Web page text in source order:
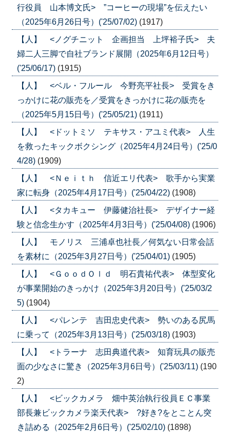
行役員 山本博文氏> ”コーヒーの現場”を伝えたい
（2025年6月26日号）('25/07/02) (1917)
【人】 <ノグチニット 企画担当 上坪裕子氏> 夫
婦二人三脚で自社ブランド展開（2025年6月12日号）
('25/06/17) (1915)
【人】 <ベル・フルール 今野亮平社長> 受賞をき
っかけに花の販売を／受賞をきっかけに花の販売を
（2025年5月15日号）('25/05/21) (1911)
【人】 <ドットミソ テキサス・アユミ代表> 人生
を救ったキックボクシング（2025年4月24日号）('25/0
4/28) (1909)
【人】 <Ｎｅｉｔｈ 信近エリ代表> 歌手から実業
家に転身（2025年4月17日号）('25/04/22) (1908)
【人】 <タカキュー 伊藤健治社長> デザイナー経
験と信念生かす（2025年4月3日号）('25/04/08) (1906)
【人】 モノリス 三浦卓也社長／何気ない日常会話
を素材に（2025年3月27日号）('25/04/01) (1905)
【人】 <ＧｏｏｄＯｌｄ 明石貴祐代表> 体型変化
が事業開始のきっかけ（2025年3月20日号）('25/03/2
5) (1904)
【人】 <パレンテ 吉田忠史代表> 勢いのある尻馬
に乗って（2025年3月13日号）('25/03/18) (1903)
【人】 <トラーナ 志田典道代表> 知育玩具の販売
面の少なさに驚き（2025年3月6日号）('25/03/11) (190
2)
【人】 <ビックカメラ 畑中英治執行役員ＥＣ事業
部長兼ビックカメラ楽天代表> ?好き?をとことん突
き詰める（2025年2月6日号）('25/02/10) (1898)